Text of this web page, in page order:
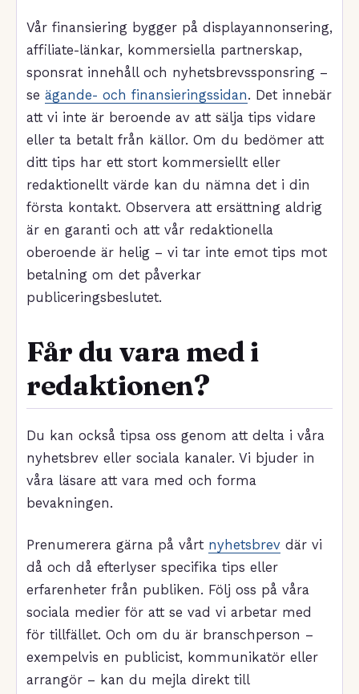
Vår finansiering bygger på displayannonsering,
affiliate-länkar, kommersiella partnerskap,
sponsrat innehåll och nyhetsbrevssponsring –
se ägande- och finansieringssidan. Det innebär
att vi inte är beroende av att sälja tips vidare
eller ta betalt från källor. Om du bedömer att
ditt tips har ett stort kommersiellt eller
redaktionellt värde kan du nämna det i din
första kontakt. Observera att ersättning aldrig
är en garanti och att vår redaktionella
oberoende är helig – vi tar inte emot tips mot
betalning om det påverkar
publiceringsbeslutet.
Får du vara med i
redaktionen?
Du kan också tipsa oss genom att delta i våra
nyhetsbrev eller sociala kanaler. Vi bjuder in
våra läsare att vara med och forma
bevakningen.
Prenumerera gärna på vårt nyhetsbrev där vi
då och då efterlyser specifika tips eller
erfarenheter från publiken. Följ oss på våra
sociala medier för att se vad vi arbetar med
för tillfället. Och om du är branschperson –
exempelvis en publicist, kommunikatör eller
arrangör – kan du mejla direkt till